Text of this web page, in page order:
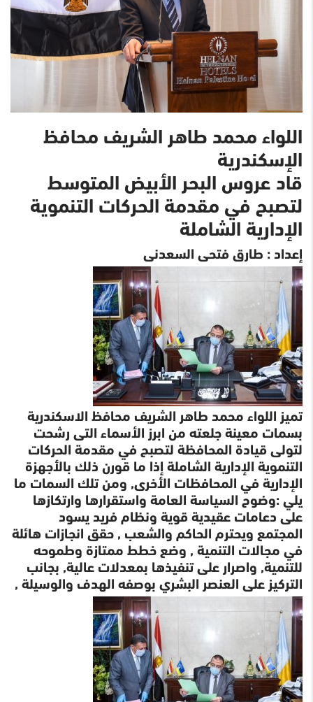
اللواء محمد طاهر الشريف محافظ
الإسكندرية
قاد عروس البحر الأبيض المتوسط
لتصبح في مقدمة الحركات التنموية
الإدارية الشاملة
إعداد : طارق فتحى السعدنى
تميز اللواء محمد طاهر الشريف محافظ الاسكندرية
بسمات معينة جلعته من ابرز الأسماء التى رشحت
لتولى قيادة المحافظة لتصبح في مقدمة الحركات
التنموية الإدارية الشاملة إذا ما قورن ذلك بالأجهزة
الإدارية في المحافظات الأخرى, ومن تلك السمات ما
يلي :وضوح السياسة العامة واستقرارها وارتكازها
على دعامات عقيدية قوية ونظام فريد يسود
المجتمع ويحترم الحاكم والشعب , حقق انجازات هائلة
في مجالات التنمية , وضع خطط ممتازة وطموحه
للتنمية, واصرار على تنفيذها بمعدلات عالية, بجانب
التركيز على العنصر البشري بوصفه الهدف والوسيلة ,